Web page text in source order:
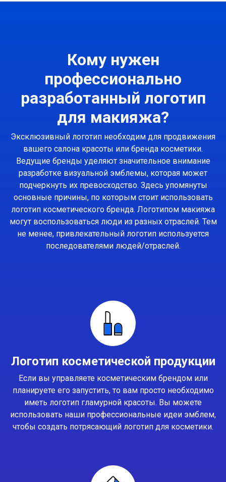
Кому нужен
профессионально
разработанный логотип
для макияжа?
Эксклюзивный логотип необходим для продвижения
вашего салона красоты или бренда косметики.
Ведущие бренды уделяют значительное внимание
разработке визуальной эмблемы, которая может
подчеркнуть их превосходство. Здесь упомянуты
основные причины, по которым стоит использовать
логотип косметического бренда. Логотипом макияжа
могут воспользоваться люди из разных отраслей. Тем
не менее, привлекательный логотип используется
последователями людей/отраслей.
Логотип косметической продукции
Если вы управляете косметическим брендом или
планируете его запустить, то вам просто необходимо
иметь логотип гламурной красоты. Вы можете
использовать наши профессиональные идеи эмблем,
чтобы создать потрясающий логотип для косметики.